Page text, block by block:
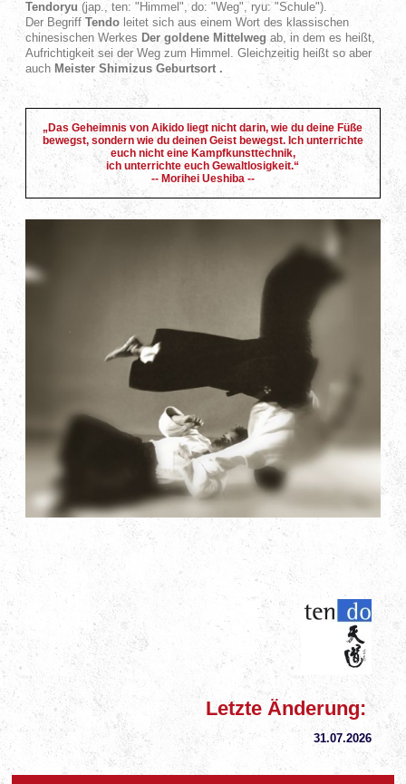
Tendoryu (jap., ten: "Himmel", do: "Weg", ryu: "Schule").
Der Begriff Tendoleitet sich aus einem Wort des klassischen
chinesischen Werkes Der goldene Mittelwegab, in dem es heißt,
Aufrichtigkeit sei der Weg zum Himmel. Gleichzeitig heißt so aber
auch Meister Shimizus Geburtsort .
„Das Geheimnis von Aikido liegt nicht darin, wie du deine Füße
bewegst, sondern wie du deinen Geist bewegst. Ich unterrichte
euch nicht eine Kampfkunsttechnik,
ich unterrichte euch Gewaltlosigkeit.“
-- Morihei Ueshiba --
Letzte Änderung:
31.07.2026